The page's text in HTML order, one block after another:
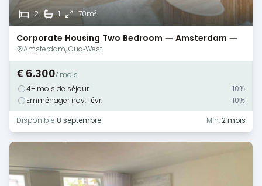
2 1 70m2
Corporate Housing Two Bedroom — Amsterdam —
Canal View
Amsterdam, Oud-West
€ 6.300/ mois
4+ mois de séjour
-10%
Emménager nov.-févr.
-10%
Disponible 8 septembre Min.2 mois